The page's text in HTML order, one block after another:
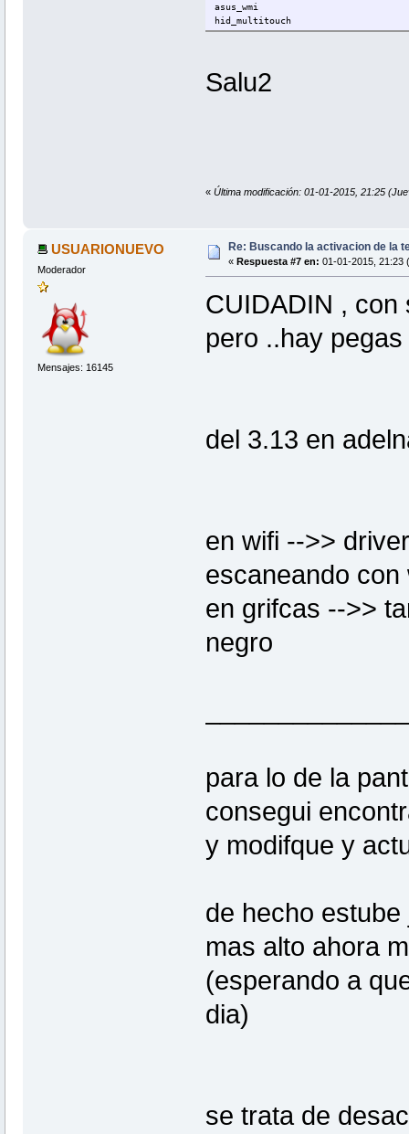
asus_wmi
hid_multitouch
arc4
videobuf2_memops
videobuf2_core
snd_hda_intel
ath
snd_hda_controller
snd_hda_codec
intel_gtt
sparse_keymap
snd_pcm
cfg80211
acpi_cpufreq
Salu2
« Última modificación: 01-01-2015, 21:25
USUARIONUEVO
Moderador
Mensajes: 16145
Re: Buscando la activacion de la
« Respuesta #7 en: 01-01-2015, 21:23
CUIDADIN , con
pero ..hay
del 3.13 en
en wifi -->>
escaneando con
en grifcas -->>
negro
para lo de la
consegui
y modifque y
de hecho
mas alto ahora
(esperando a
dia)
se trata de